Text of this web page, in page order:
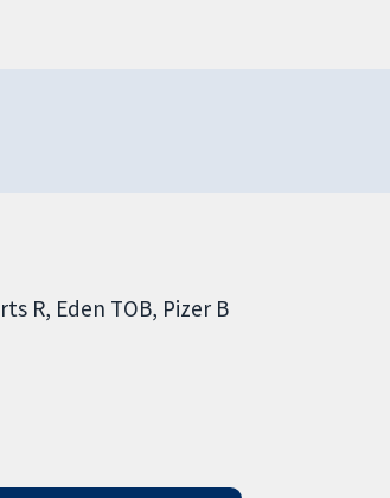
R Eden TOB Pizer B